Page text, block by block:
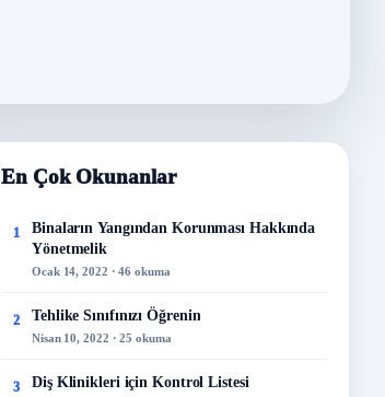
En Çok Okunanlar
1
Binaların Yangından Korunması Hakkında
Yönetmelik
Ocak 14, 2022 · 46 okuma
2 Tehlike Sınıfınızı Öğrenin
Nisan 10, 2022 · 25 okuma
3 Diş Klinikleri için Kontrol Listesi